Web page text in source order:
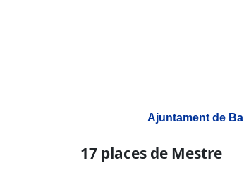
Ajuntament de
17 places de Mestre